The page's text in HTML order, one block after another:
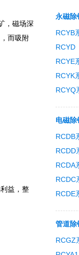
，磁场深
而吸附
益，整
永磁除
RCYB
RCYD
RCYE
RCYK
RCYQ
电磁除
RCDB
RCDD
RCDA
RCDC
RCDE
管道除
RCGZ